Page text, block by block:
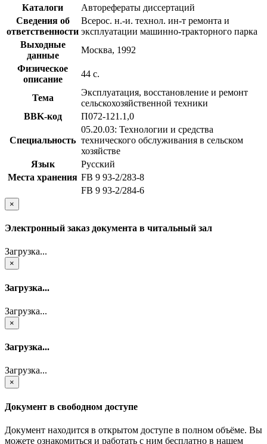
Каталоги
Авторефераты диссертаций
Сведения об
ответственности
Всерос. н.-и. технол. ин-т ремонта и
эксплуатации машинно-тракторного парка
Выходные
данные
Москва, 1992
Физическое
описание
44 с.
Тема
Эксплуатация, восстановление и ремонт
сельскохозяйственной техники
BBK-код
П072-121.1,0
Специальность
05.20.03: Технологии и средства
технического обслуживания в сельском
хозяйстве
Язык
Русский
Места хранения FB 9 93-2/283-8
FB 9 93-2/284-6
×
Электронный заказ документа в читальный зал
Загрузка...
×
Загрузка...
Загрузка...
×
Загрузка...
Загрузка...
×
Документ в свободном доступе
Документ находится в открытом доступе в полном объёме. Вы
можете ознакомиться и работать с ним бесплатно в нашем